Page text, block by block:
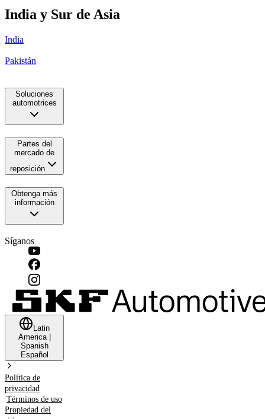
India y Sur de Asia
India
Pakistán
Soluciones
automotrices
Partes del
mercado de
reposición
Obtenga más
información
Síganos
Latin
America|
Spanish
Español
Política de
privacidad
Términos de uso
Propiedad del